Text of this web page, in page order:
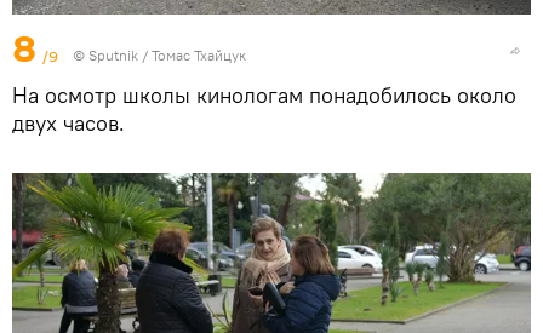
8 /9 © Sputnik / Томас Тхайцук
На осмотр школы кинологам понадобилось около
двух часов.